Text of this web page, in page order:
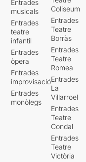
Entrades
musicals
Entrades
teatre
infantil
Entrades
òpera
Entrades
improvisació
Entrades
monòlegs
Coliseum
Entrades
Teatre
Borràs
Entrades
Teatre
Romea
Entrades
La
Villarroel
Entrades
Teatre
Condal
Entrades
Teatre
Victòria